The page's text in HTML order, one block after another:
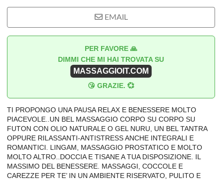
EMAIL
PER FAVORE 🙏
DIMMI CHE MI HAI TROVATA SU
MASSAGGIOIT.COM
😘 GRAZIE. 💞
TI PROPONGO UNA PAUSA RELAX E BENESSERE MOLTO
PIACEVOLE..UN BEL MASSAGGIO CORPO SU CORPO SU
FUTON CON OLIO NATURALE O GEL NURU, UN BEL TANTRA
OPPURE RILASSANTI-ANTISTRESS ANCHE INTEGRALI E
ROMANTICI. LINGAM, MASSAGGIO PROSTATICO E MOLTO
MOLTO ALTRO..DOCCIA E TISANE A TUA DISPOSIZIONE. IL
MASSIMO DEL BENESSERE. MASSAGGI, COCCOLE E
CAREZZE PER TE’ IN UN AMBIENTE RISERVATO, PULITO E